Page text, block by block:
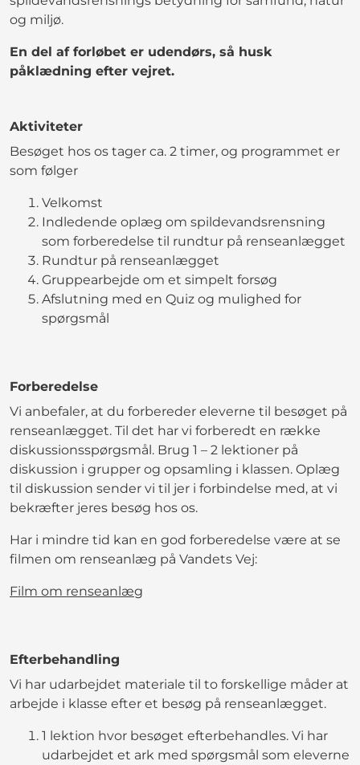
og miljø.
En del af forløbet er udendørs, så husk
påklædning efter vejret.
Aktiviteter
Besøget hos os tager ca. 2 timer, og programmet er
som følger
Velkomst
Indledende oplæg om spildevandsrensning
som forberedelse til rundtur på renseanlægget
Rundtur på renseanlægget
Gruppearbejde om et simpelt forsøg
Afslutning med en Quiz og mulighed for
spørgsmål
Forberedelse
Vi anbefaler, at du forbereder eleverne til besøget på
renseanlægget. Til det har vi forberedt en række
diskussionsspørgsmål. Brug 1 – 2 lektioner på
diskussion i grupper og opsamling i klassen. Oplæg
til diskussion sender vi til jer i forbindelse med, at vi
bekræfter jeres besøg hos os.
Har i mindre tid kan en god forberedelse være at se
filmen om renseanlæg på Vandets Vej:
Film om renseanlæg
Efterbehandling
Vi har udarbejdet materiale til to forskellige måder at
arbejde i klasse efter et besøg på renseanlægget.
1 lektion hvor besøget efterbehandles. Vi har
udarbejdet et ark med spørgsmål som eleverne